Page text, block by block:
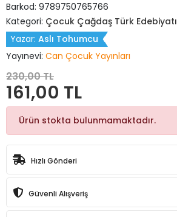
Barkod: 9789750765766
Kategori: Çocuk Çağdaş Türk Edebiyatı
Yazar: Aslı Tohumcu
Yayınevi: Can Çocuk Yayınları
230,00 TL
161,00 TL
Ürün stokta bulunmamaktadır.
Hızlı Gönderi
Güvenli Alışveriş